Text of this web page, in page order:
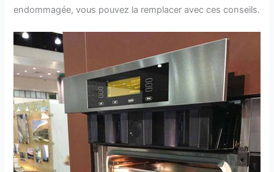
endommagée, vous pouvez la remplacer avec ces conseils.